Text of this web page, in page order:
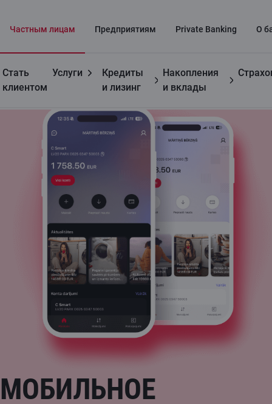
Частным лицaм Предприятиям Private Banking О
Стать
клиентом
Услуги
Кредиты
и лизинг
Накопления
и вклады
Полезно Мобильное приложение
МОБИЛЬНОЕ